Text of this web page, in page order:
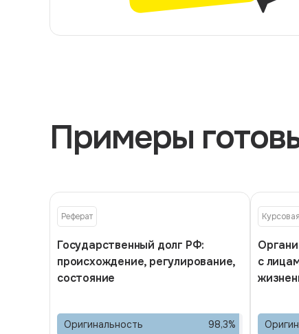
Примеры
Реферат
Государственный долг РФ:
происхождение, регулирование,
состояние
Оригинальность 98,3%
Курсовая
с